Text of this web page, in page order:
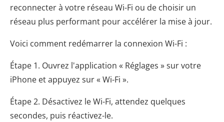
reconnecter à votre réseau Wi-Fi ou de choisir un
réseau plus performant pour accélérer la mise à jour.
Voici comment redémarrer la connexion Wi-Fi :
Étape 1. Ouvrez l'application « Réglages » sur votre
iPhone et appuyez sur « Wi-Fi ».
Étape 2. Désactivez le Wi-Fi, attendez quelques
secondes, puis réactivez-le.